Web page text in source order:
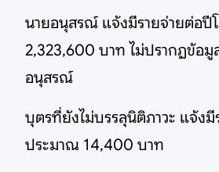
นายอนุสรณ์ แจ้งมีรายจ่ายต่อปี
2,323,600 บาท ไม่ปรากฏข้อมู
อนุสรณ์
บุตรที่ยังไม่บรรลุนิติภาวะ แจ้ง
ประมาณ 14,400 บาท